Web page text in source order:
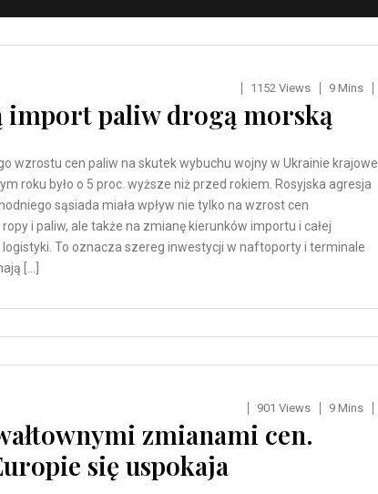
1152 Views 9 Mins
import paliw drogą morską
wzrostu cen paliw na skutek wybuchu wojny w Ukrainie krajowe
roku było o 5 proc. wyższe niż przed rokiem. Rosyjska agresja
sąsiada miała wpływ nie tylko na wzrost cen
i paliw, ale także na zmianę kierunków importu i całej
To oznacza szereg inwestycji w naftoporty i terminale
[…]
901 Views 9 Mins
zmianami cen.
się uspokaja